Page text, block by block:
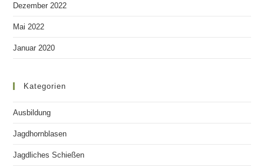
Dezember 2022
Mai 2022
Januar 2020
Kategorien
Ausbildung
Jagdhornblasen
Jagdliches Schießen